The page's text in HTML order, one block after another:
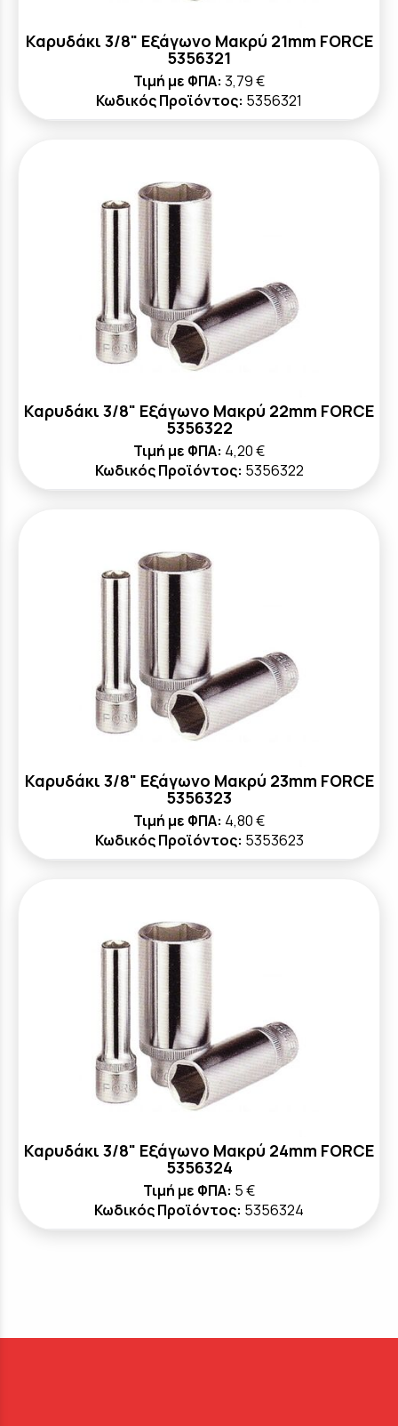
Καρυδάκι 3/8" Εξάγωνο Μακρύ 21mm FORCE
5356321
Τιμή με ΦΠΑ: 3,79 €
Κωδικός Προϊόντος: 5356321
Καρυδάκι 3/8" Εξάγωνο Μακρύ 22mm FORCE
5356322
Τιμή με ΦΠΑ: 4,20 €
Κωδικός Προϊόντος: 5356322
Καρυδάκι 3/8" Εξάγωνο Μακρύ 23mm FORCE
5356323
Τιμή με ΦΠΑ: 4,80 €
Κωδικός Προϊόντος: 5353623
Καρυδάκι 3/8" Εξάγωνο Μακρύ 24mm FORCE
5356324
Τιμή με ΦΠΑ: 5 €
Κωδικός Προϊόντος: 5356324